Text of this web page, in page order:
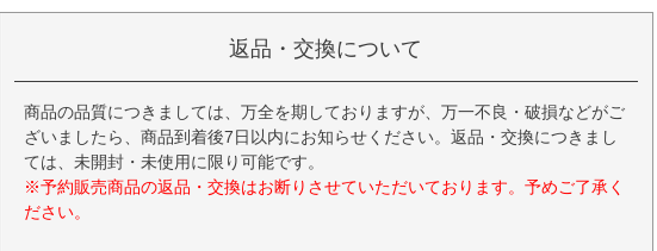
返品・交換について
商品の品質につきましては、万全を期しておりますが、万一不良・破損などがご
ざいましたら、商品到着後7日以内にお知らせください。返品・交換につきまし
ては、未開封・未使用に限り可能です。
※予約販売商品の返品・交換はお断りさせていただいております。予めご了承く
ださい。